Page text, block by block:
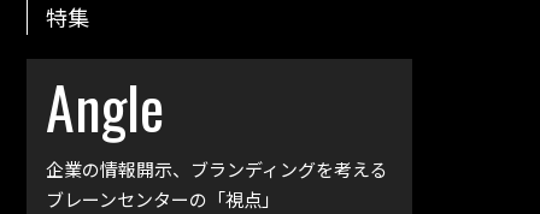
特集
Angle
企業の情報開示、 ブランディングを考える
ブレーンセンターの「視点」